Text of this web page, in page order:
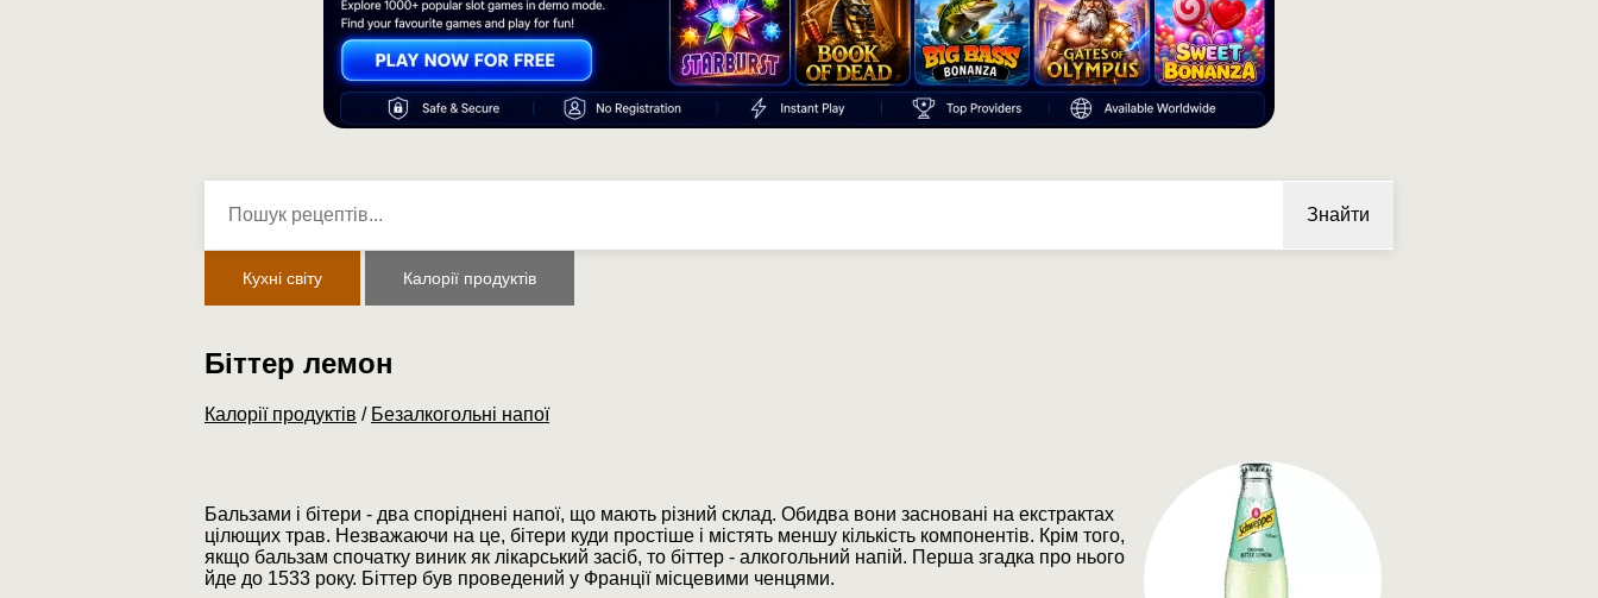
Знайти
Кухні світу Калорії продуктів
Біттер лемон
Калорії продуктів / Безалкогольні напої
Бальзами і бітери - два споріднені напої, що мають різний склад. Обидва вони засновані на екстрактах
цілющих трав. Незважаючи на це, бітери куди простіше і містять меншу кількість компонентів. Крім того,
якщо бальзам спочатку виник як лікарський засіб, то біттер - алкогольний напій. Перша згадка про нього
йде до 1533 року. Біттер був проведений у Франції місцевими ченцями.